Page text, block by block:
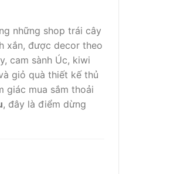
những shop trái cây
xắn, được decor theo
cam sành Úc, kiwi
giỏ quà thiết kế thủ
giác mua sắm thoải
, đây là điểm dừng